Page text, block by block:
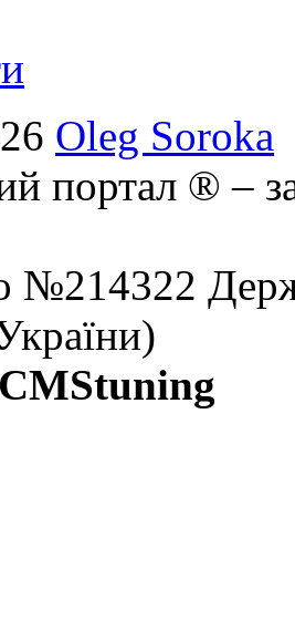
Oleg Soroka
портал ® –
№214322
CMStuning